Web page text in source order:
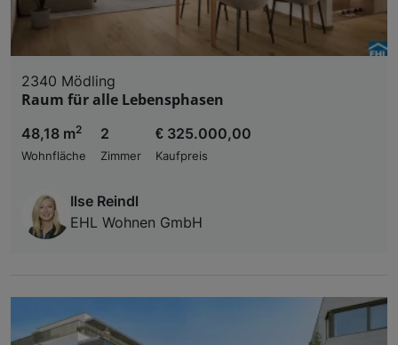
2340 Mödling
Raum für alle Lebensphasen
48,18 m2
Wohnfläche
2
Zimmer
€ 325.000,00
Kaufpreis
Ilse Reindl
EHL Wohnen GmbH